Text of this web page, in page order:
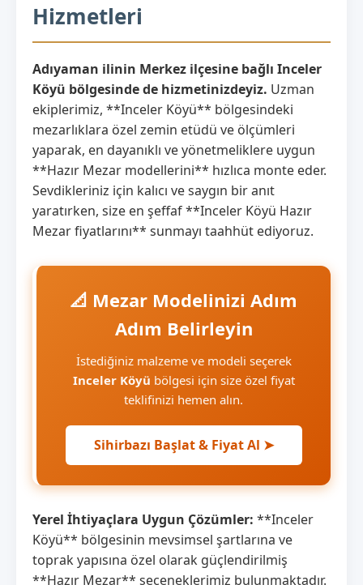
Hizmetleri
Adıyaman ilinin Merkez ilçesine bağlı Inceler
Köyü bölgesinde de hizmetinizdeyiz. Uzman
ekiplerimiz, **Inceler Köyü** bölgesindeki
mezarlıklara özel zemin etüdü ve ölçümleri
yaparak, en dayanıklı ve yönetmeliklere uygun
**Hazır Mezar modellerini** hızlıca monte eder.
Sevdikleriniz için kalıcı ve saygın bir anıt
yaratırken, size en şeffaf **Inceler Köyü Hazır
Mezar fiyatlarını** sunmayı taahhüt ediyoruz.
📐 Mezar Modelinizi Adım
Adım Belirleyin
İstediğiniz malzeme ve modeli seçerek
Inceler Köyü bölgesi için size özel fiyat
teklifinizi hemen alın.
Sihirbazı Başlat & Fiyat Al ➤
Yerel İhtiyaçlara Uygun Çözümler: **Inceler
Köyü** bölgesinin mevsimsel şartlarına ve
toprak yapısına özel olarak güçlendirilmiş
**Hazır Mezar** seçeneklerimiz bulunmaktadır.